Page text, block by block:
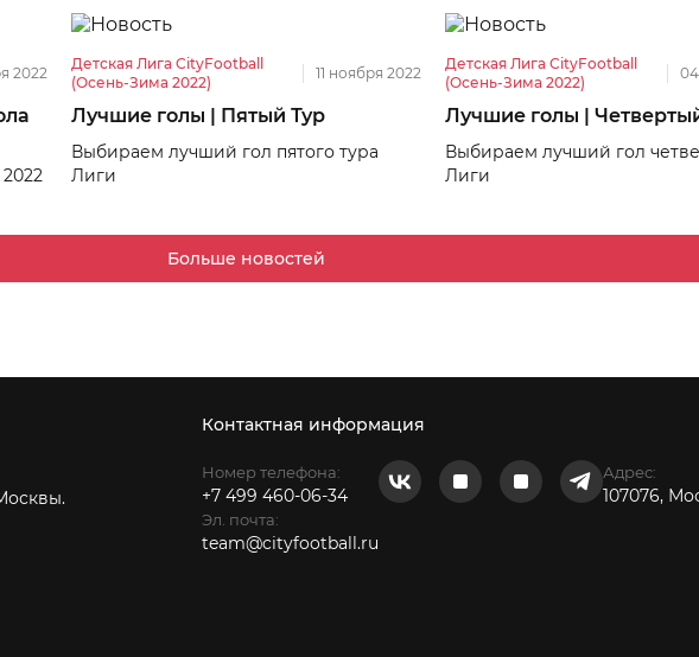
2022
Детская Лига CityFootball
(Осень-Зима 2022)
11 ноября 2022
Лучшие голы | Пятый Тур
Выбираем лучший гол пятого тура
Лиги
Детская Лига CityFootball
(Осень-Зима 2022)
Лучшие голы |
Выбираем лучший гол
Лиги
Больше новостей
Контактная информация
Номер телефона:
+7 499 460-06-34
Эл. почта:
team@cityfootball.ru
Адрес:
107076,